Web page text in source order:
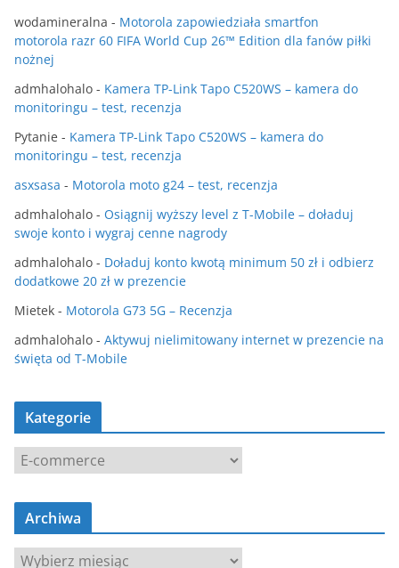
wodamineralna - Motorola zapowiedziała smartfon
motorola razr 60 FIFA World Cup 26™ Edition dla fanów piłki
nożnej
admhalohalo - Kamera TP-Link Tapo C520WS – kamera do
monitoringu – test, recenzja
Pytanie - Kamera TP-Link Tapo C520WS – kamera do
monitoringu – test, recenzja
asxsasa - Motorola moto g24 – test, recenzja
admhalohalo - Osiągnij wyższy level z T-Mobile – doładuj
swoje konto i wygraj cenne nagrody
admhalohalo - Doładuj konto kwotą minimum 50 zł i odbierz
dodatkowe 20 zł w prezencie
Mietek - Motorola G73 5G – Recenzja
admhalohalo - Aktywuj nielimitowany internet w prezencie na
święta od T-Mobile
Kategorie
t
g
Archiwa
A